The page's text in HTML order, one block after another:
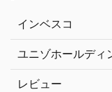
インベスコ
ユニゾホールディ
レビュー